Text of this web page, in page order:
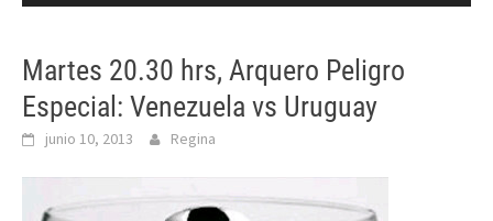
Martes 20.30 hrs, Arquero Peligro
Especial: Venezuela vs Uruguay
junio 10, 2013 Regina